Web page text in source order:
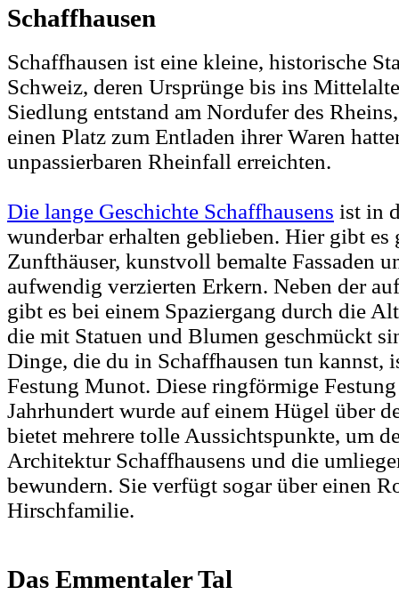
Schaffhausen
Schaffhausen ist eine kleine, historische
Schweiz, deren Ursprünge bis ins
Siedlung entstand am Nordufer des
einen Platz zum Entladen ihrer Waren
unpassierbaren Rheinfall erreichten.
Die lange Geschichte Schaffhausens ist in
wunderbar erhalten geblieben. Hier gibt es
Zunfthäuser, kunstvoll bemalte Fassaden
aufwendig verzierten Erkern. Neben der
gibt es bei einem Spaziergang durch die
die mit Statuen und Blumen geschmückt
Dinge, die du in Schaffhausen tun kannst,
Festung Munot. Diese ringförmige Festung
Jahrhundert wurde auf einem Hügel über
bietet mehrere tolle Aussichtspunkte, um
Architektur Schaffhausens und die
bewundern. Sie verfügt sogar über einen
Hirschfamilie.
Das Emmentaler Tal